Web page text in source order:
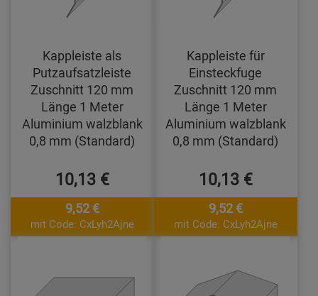
Kappleiste als
Putzaufsatzleiste
Zuschnitt 120 mm
Länge 1 Meter
Aluminium walzblank
0,8 mm (Standard)
10,13 €
9,52 €
mit Code: CxLyh2Ajne
Kappleiste für
Einsteckfuge
Zuschnitt 120 mm
Länge 1 Meter
Aluminium walzblank
0,8 mm (Standard)
10,13 €
9,52 €
mit Code: CxLyh2Ajne